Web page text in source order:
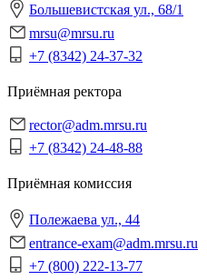
Большевистская ул., 68/1
mrsu@mrsu.ru
+7 (8342) 24-37-32
Приёмная ректора
rector@adm.mrsu.ru
+7 (8342) 24-48-88
Приёмная комиссия
Полежаева ул., 44
entrance-exam@adm.mrsu.ru
+7 (800) 222-13-77